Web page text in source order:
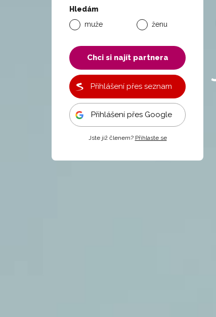
Hledám
muže
ženu
Chci si najít partnera
Přihlášení přes seznam
Přihlášení přes Google
Jste již členem? Přihlaste se